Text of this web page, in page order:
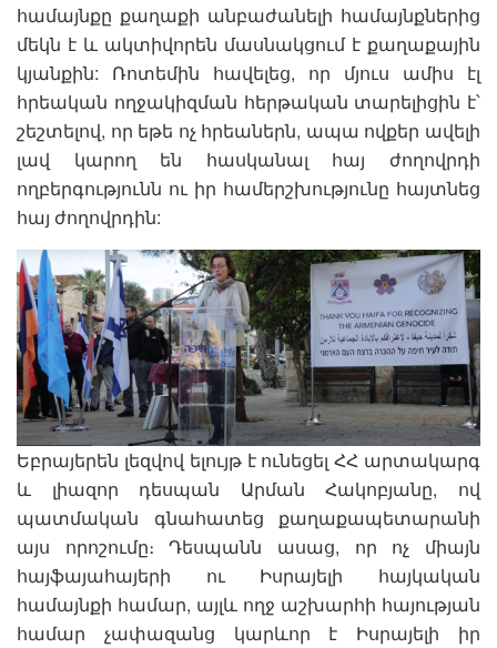
համայնքը քաղաքի անբաժանելի համայնքներից
մեկն է և ակտիվորեն մասնակցում է քաղաքային
կյանքին: Ռոտեմին հավելեց, որ մյուս ամիս էլ
հրեական ողջակիզման հերթական տարելիցին է՝
շեշտելով, որ եթե ոչ հրեաներն, ապա ովքեր ավելի
լավ կարող են հասկանալ հայ ժողովրդի
ողբերգությունն ու իր համերշխությունը հայտնեց
հայ ժողովրդին:
Եբրայերեն լեզվով ելույթ է ունեցել ՀՀ արտակարգ
և լիազոր դեսպան Արման Հակոբյանը, ով
պատմական գնահատեց քաղաքապետարանի
այս որոշումը։ Դեսպանն ասաց, որ ոչ միայն
հայֆայահայերի ու Իսրայելի հայկական
համայնքի համար, այլև ողջ աշխարհի հայության
համար չափազանց կարևոր է Իսրայելի իր